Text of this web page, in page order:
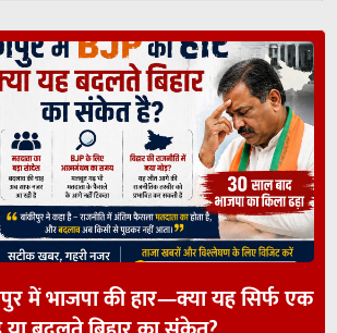
में भाजपा की हार—क्या यह सिर्फ एक